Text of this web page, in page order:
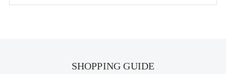
SHOPPING GUIDE